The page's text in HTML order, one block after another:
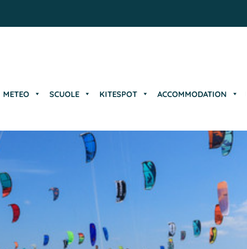
METEO SCUOLE KITESPOT ACCOMMODATION